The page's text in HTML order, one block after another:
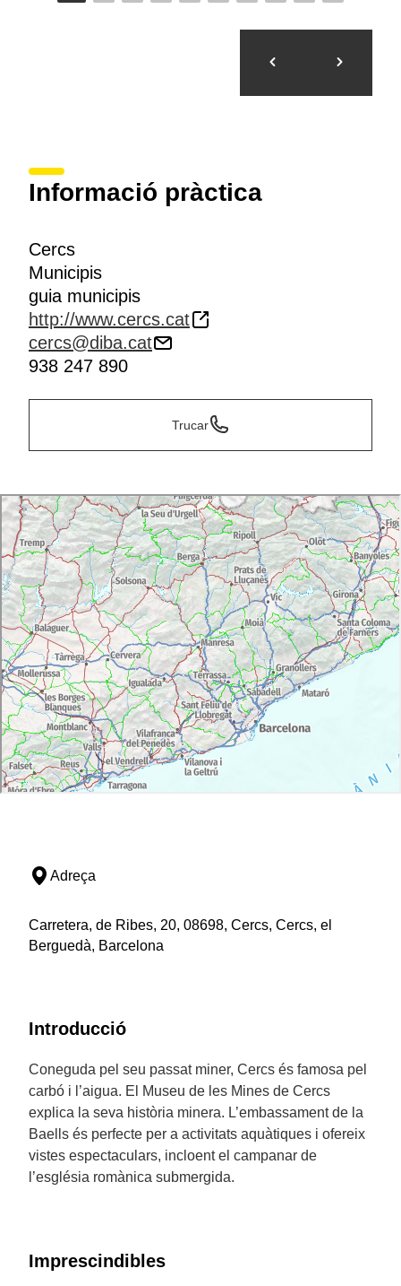
Informació pràctica
Cercs
Municipis
guia municipis
http://www.cercs.cat
cercs@diba.cat
938 247 890
Trucar
Adreça
Carretera, de Ribes, 20, 08698, Cercs, Cercs, el
Berguedà, Barcelona
Introducció
Coneguda pel seu passat miner, Cercs és famosa pel
carbó i l’aigua. El Museu de les Mines de Cercs
explica la seva història minera. L’embassament de la
Baells és perfecte per a activitats aquàtiques i ofereix
vistes espectaculars, incloent el campanar de
l’església romànica submergida.
Imprescindibles